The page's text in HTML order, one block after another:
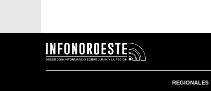
REGIONALES